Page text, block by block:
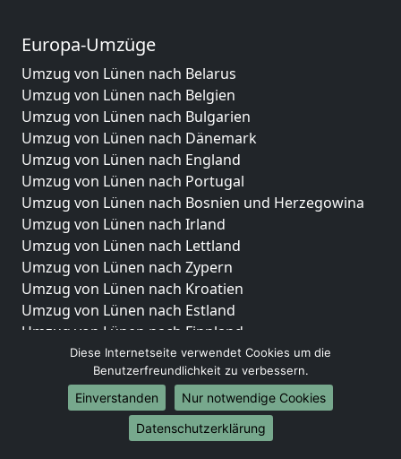
Europa-Umzüge
Umzug von Lünen nach Belarus
Umzug von Lünen nach Belgien
Umzug von Lünen nach Bulgarien
Umzug von Lünen nach Dänemark
Umzug von Lünen nach England
Umzug von Lünen nach Portugal
Umzug von Lünen nach Bosnien und Herzegowina
Umzug von Lünen nach Irland
Umzug von Lünen nach Lettland
Umzug von Lünen nach Zypern
Umzug von Lünen nach Kroatien
Umzug von Lünen nach Estland
Umzug von Lünen nach Finnland
Umzug von Lünen nach Frankreich
Umzug von Lünen nach Griechenland
Umzug von Lünen nach Italien
Umzug von Lünen nach Liechtenstein
Umzug von Lünen nach Luxemburg
Diese Internetseite verwendet Cookies um die
Benutzerfreundlichkeit zu verbessern.
Einverstanden
Nur notwendige Cookies
Datenschutzerklärung